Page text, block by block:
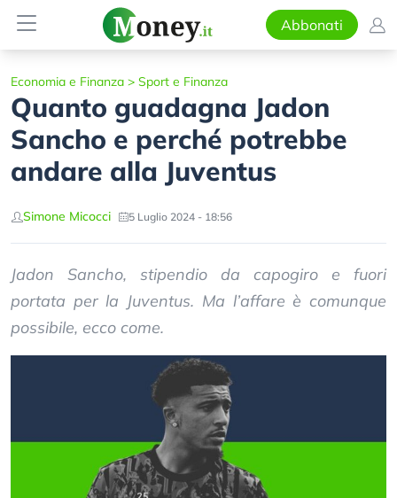
Abbonati
Economia e Finanza > Sport e Finanza
Quanto guadagna Jadon
Sancho e perché potrebbe
andare alla Juventus
Simone Micocci 5 Luglio 2024 - 18:56
Jadon Sancho, stipendio da capogiro e fuori
portata per la Juventus. Ma l’affare è comunque
possibile, ecco come.